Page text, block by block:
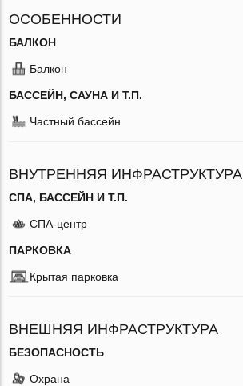
ОСОБЕННОСТИ
БАЛКОН
Балкон
БАССЕЙН, САУНА И Т.П.
Частный бассейн
ВНУТРЕННЯЯ ИНФРАСТРУКТУРА
СПА, БАССЕЙН И Т.П.
СПА-центр
ПАРКОВКА
Крытая парковка
ВНЕШНЯЯ ИНФРАСТРУКТУРА
БЕЗОПАСНОСТЬ
Охрана